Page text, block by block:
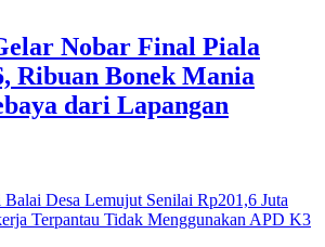
Nobar Final Piala
Ribuan Bonek Mania
dari Lapangan